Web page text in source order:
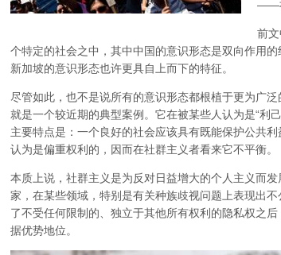
——
前
个特定的社会之中，其中中国的意识形态是双向作用
新加坡的意识形态也许更具自上而下的特征。
尽管如此，也不是说所有的意识形态都根植于更为广
就是一个较近期的典型案例。它在被某些人认为是“利
主要特点是： 一个良好的社会应该具有既能保护公共
认为是偏重权利的，因而在社群主义者看来它不平衡。
本质上说，社群主义是为反对日益增大的个人主义而
家，在某些领域，特别是有关种族歧视问题上表现出
了不受任何限制的、独立于其他所有权利的隐私权之后
据优势地位。